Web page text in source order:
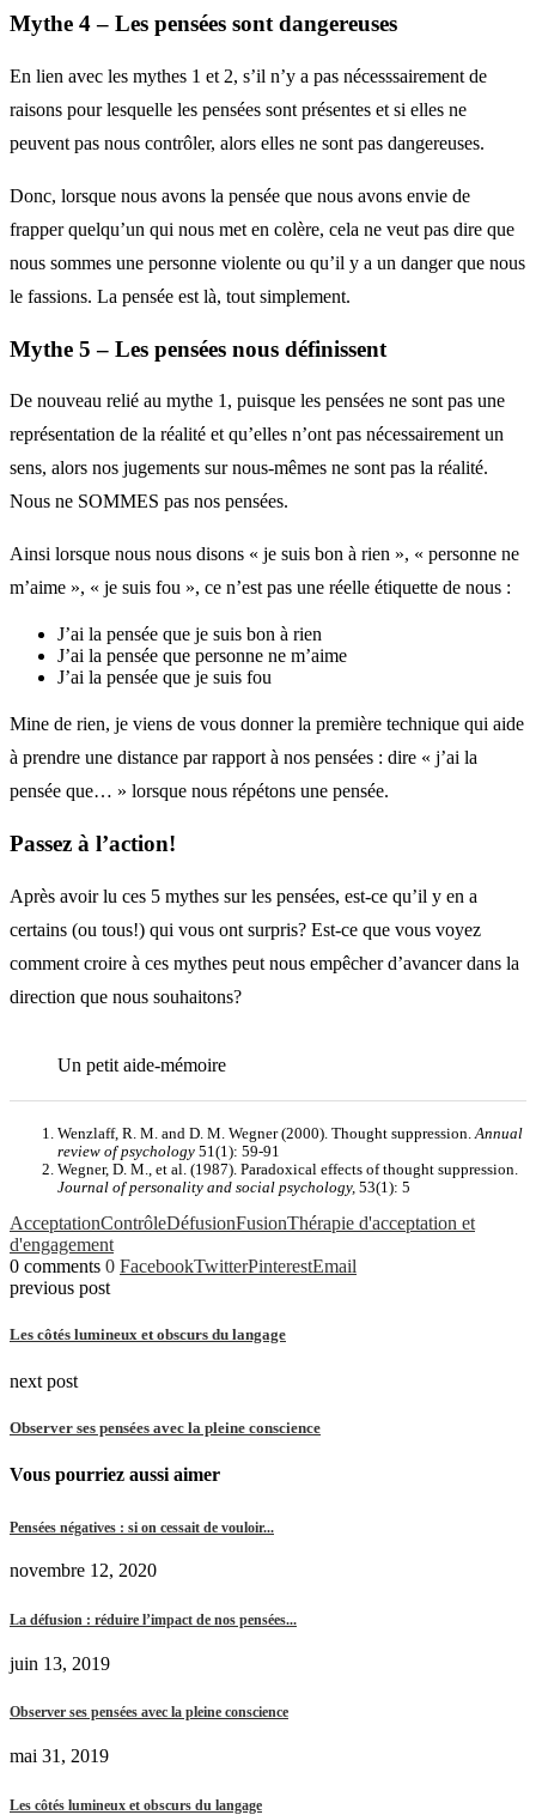
Mythe 4 – Les pensées sont dangereuses
En lien avec les mythes 1 et 2, s’il n’y a pas nécesssairement de
raisons pour lesquelle les pensées sont présentes et si elles ne
peuvent pas nous contrôler, alors elles ne sont pas dangereuses.
Donc, lorsque nous avons la pensée que nous avons envie de
frapper quelqu’un qui nous met en colère, cela ne veut pas dire que
nous sommes une personne violente ou qu’il y a un danger que nous
le fassions. La pensée est là, tout simplement.
Mythe 5 – Les pensées nous définissent
De nouveau relié au mythe 1, puisque les pensées ne sont pas une
représentation de la réalité et qu’elles n’ont pas nécessairement un
sens, alors nos jugements sur nous-mêmes ne sont pas la réalité.
Nous ne SOMMES pas nos pensées.
Ainsi lorsque nous nous disons « je suis bon à rien », « personne ne
m’aime », « je suis fou », ce n’est pas une réelle étiquette de nous :
J’ai la pensée que je suis bon à rien
J’ai la pensée que personne ne m’aime
J’ai la pensée que je suis fou
Mine de rien, je viens de vous donner la première technique qui aide
à prendre une distance par rapport à nos pensées : dire « j’ai la
pensée que… » lorsque nous répétons une pensée.
Passez à l’action!
Après avoir lu ces 5 mythes sur les pensées, est-ce qu’il y en a
certains (ou tous!) qui vous ont surpris? Est-ce que vous voyez
comment croire à ces mythes peut nous empêcher d’avancer dans la
direction que nous souhaitons?
Un petit aide-mémoire
Wenzlaff, R. M. and D. M. Wegner (2000). Thought suppression.Annual
review of psychology 51(1): 59-91
Wegner, D. M., et al. (1987). Paradoxical effects of thought suppression.
Journal of personality and social psychology, 53(1): 5
AcceptationContrôleDéfusionFusionThérapie d'acceptation et
d'engagement
0 comments 0 FacebookTwitterPinterestEmail
previous post
Les côtés lumineux et obscurs du langage
next post
Observer ses pensées avec la pleine conscience
Vous pourriez aussi aimer
Pensées négatives : si on cessait de vouloir...
novembre 12, 2020
La défusion : réduire l’impact de nos pensées...
juin 13, 2019
Observer ses pensées avec la pleine conscience
mai 31, 2019
Les côtés lumineux et obscurs du langage